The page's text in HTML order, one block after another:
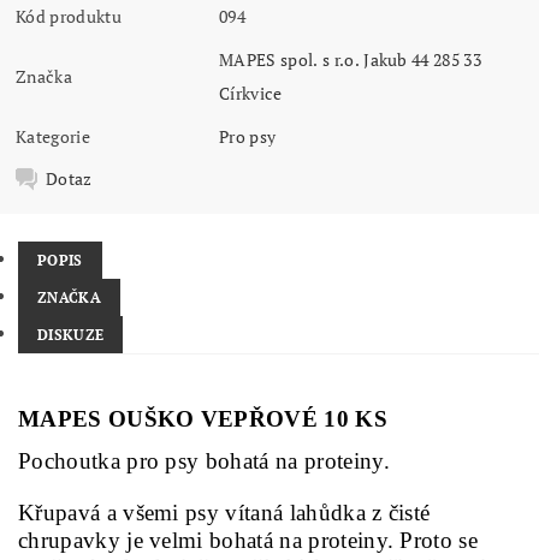
Kód produktu 094
Značka
MAPES spol. s r.o. Jakub 44 285 33
Církvice
Kategorie
Pro psy
Dotaz
POPIS
ZNAČKA
DISKUZE
MAPES OUŠKO VEPŘOVÉ 10 KS
Pochoutka pro psy bohatá na proteiny.
Křupavá a všemi psy vítaná lahůdka z čisté
chrupavky je velmi bohatá na proteiny. Proto se